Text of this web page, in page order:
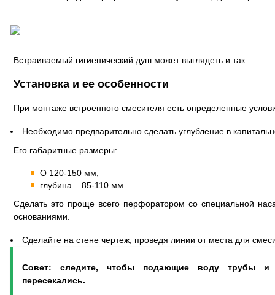
Встраиваемый гигиенический душ может выглядеть и так
Установка и ее особенности
При монтаже встроенного смесителя есть определенные
Необходимо предварительно сделать углубление в
Его габаритные размеры:
O 120-150 мм;
глубина – 85-110 мм.
Сделать это проще всего перфоратором со специальной
основаниями.
Сделайте на стене чертеж, проведя линии от места для
Совет: следите, чтобы подающие воду трубы
пересекались.